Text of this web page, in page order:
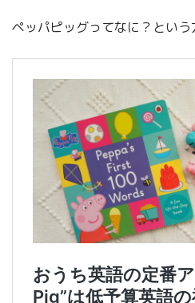
ペッパピッグってなに？とい